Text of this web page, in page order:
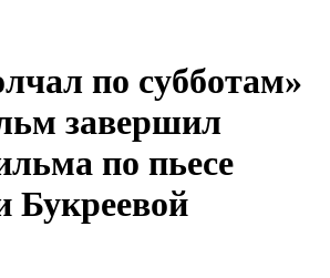
по субботам»
завершил
по пьесе
Букреевой